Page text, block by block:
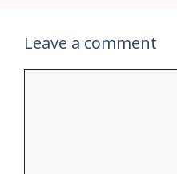
Leave a comment